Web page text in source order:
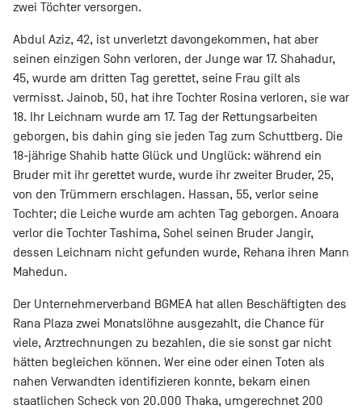
zwei Töchter versorgen.
Abdul Aziz, 42, ist unverletzt davongekommen, hat aber
seinen einzigen Sohn verloren, der Junge war 17. Shahadur,
45, wurde am dritten Tag gerettet, seine Frau gilt als
vermisst. Jainob, 50, hat ihre Tochter Rosina verloren, sie war
18. Ihr Leichnam wurde am 17. Tag der Rettungsarbeiten
geborgen, bis dahin ging sie jeden Tag zum Schuttberg. Die
18-jährige Shahib hatte Glück und Unglück: während ein
Bruder mit ihr gerettet wurde, wurde ihr zweiter Bruder, 25,
von den Trümmern erschlagen. Hassan, 55, verlor seine
Tochter; die Leiche wurde am achten Tag geborgen. Anoara
verlor die Tochter Tashima, Sohel seinen Bruder Jangir,
dessen Leichnam nicht gefunden wurde, Rehana ihren Mann
Mahedun.
Der Unternehmerverband BGMEA hat allen Beschäftigten des
Rana Plaza zwei Monatslöhne ausgezahlt, die Chance für
viele, Arztrechnungen zu bezahlen, die sie sonst gar nicht
hätten begleichen können. Wer eine oder einen Toten als
nahen Verwandten identifizieren konnte, bekam einen
staatlichen Scheck von 20.000 Thaka, umgerechnet 200